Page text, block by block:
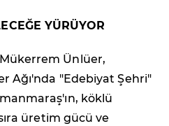
YÜRÜYOR
Ünlüer,
Ağı'nda "Edebiyat Şehri"
köklü
üretim gücü ve